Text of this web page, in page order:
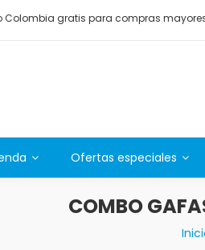
Colombia gratis para compras
Hogar
Ofertas especiales
COMBO